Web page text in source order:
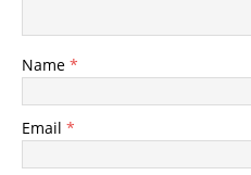
Name *
Email *